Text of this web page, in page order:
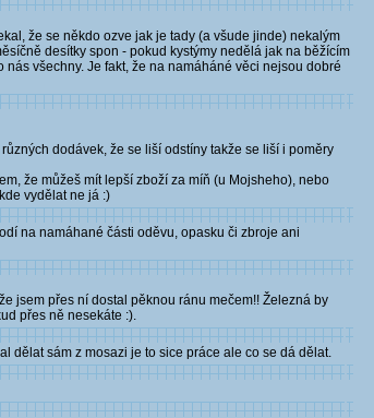
že se někdo ozve jak je tady (a všude jinde) nekalým
desítky spon - pokud kystýmy nedělá jak na běžícím
všechny. Je fakt, že na namáháné věci nejsou dobré
dodávek, že se liší odstíny takže se liší i poměry
že můžeš mít lepší zboží za míň (u Mojsheho), nebo
vydělat ne já :)
na namáhané části oděvu, opasku či zbroje ani
jsem přes ní dostal pěknou ránu mečem!! Železná by
přes ně nesekáte :).
dělat sám z mosazi je to sice práce ale co se dá dělat.